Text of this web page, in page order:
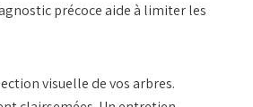
précoce aide à limiter les
visuelle de vos arbres.